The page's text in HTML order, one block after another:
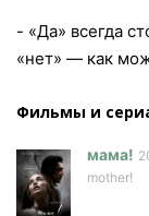
- «Да» всегда
«нет» — как
Фильмы и
мама!
mother!